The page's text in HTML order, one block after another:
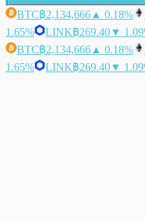
BTC฿2,134,666 ▲ 0.18%
1.65%
LINK฿269.40▼
BTC฿2,134,666 ▲ 0.18%
1.65%
LINK฿269.40▼